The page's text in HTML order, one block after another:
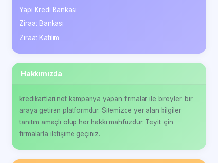
Yapı Kredi Bankası
Ziraat Bankası
Ziraat Katılım
Hakkımızda
kredikartlari.net kampanya yapan firmalar ile bireyleri bir
araya getiren platformdur. Sitemizde yer alan bilgiler
tanıtım amaçlı olup her hakkı mahfuzdur. Teyit için
firmalarla iletişime geçiniz.